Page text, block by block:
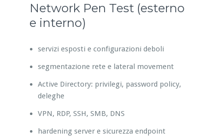
Network Pen Test (esterno
e interno)
servizi esposti e configurazioni deboli
segmentazione rete e lateral movement
Active Directory: privilegi, password policy,
deleghe
VPN, RDP, SSH, SMB, DNS
hardening server e sicurezza endpoint